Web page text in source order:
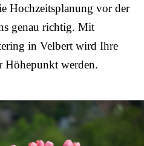
Hochzeitsplanung vor der
genau richtig. Mit
in Velbert wird Ihre
Höhepunkt werden.